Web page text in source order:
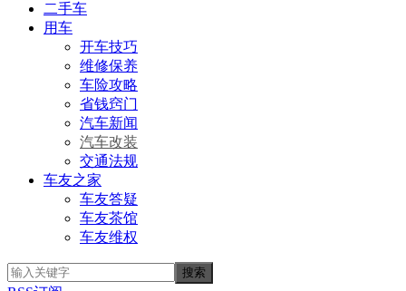
二手车
用车
开车技巧
维修保养
车险攻略
省钱窍门
汽车新闻
汽车改装
交通法规
车友之家
车友答疑
车友茶馆
车友维权